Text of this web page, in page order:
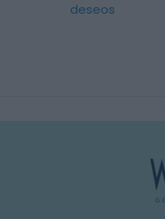
deseos